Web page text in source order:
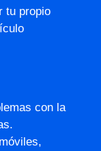
tu propio
con la